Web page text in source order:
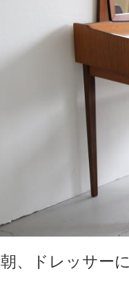
朝、ドレッサー